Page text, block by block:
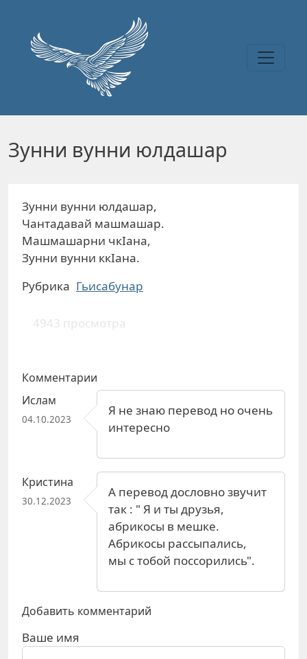
Зунни вунни юлдашар
Зунни вунни юлдашар,
Чантадавай машмашар.
Машмашарни чкIана,
Зунни вунни ккIана.
Рубрика Гьисабунар
4943 просмотра
Комментарии
Ислам
04.10.2023
Я не знаю перевод но очень
интересно
Кристина
30.12.2023
А перевод дословно звучит
так : " Я и ты друзья,
абрикосы в мешке.
Абрикосы рассыпались,
мы с тобой поссорились".
Добавить комментарий
Ваше имя